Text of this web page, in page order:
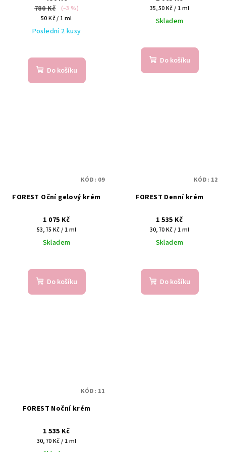
780 Kč
(–3 %)
Měrná
cena:
50 Kč / 1 ml
Poslední 2 kusy
Do košíku
Měrná
cena:
35,50 Kč / 1 ml
Skladem
Do košíku
FOREST Oční gelový krém
1 075 Kč
Měrná
cena:
53,75 Kč / 1 ml
Skladem
Do košíku
KÓD: 09
FOREST Denní krém
1 535 Kč
Měrná
cena:
30,70 Kč / 1 ml
Skladem
Do košíku
KÓD: 12
FOREST Noční krém
1 535 Kč
Měrná
30,70 Kč / 1 ml
KÓD: 11